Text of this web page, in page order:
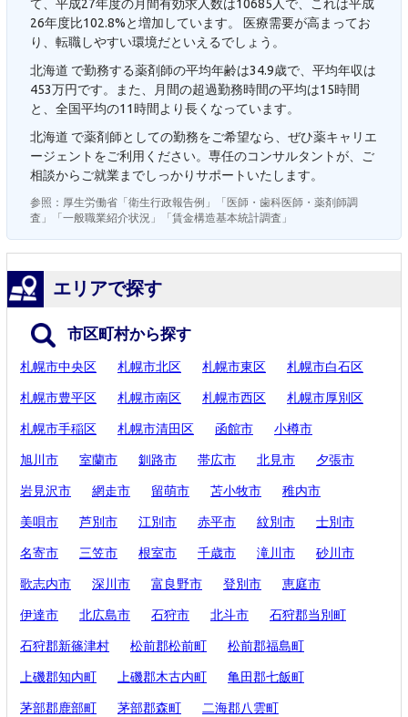
て、平成27年度の月間有効求人数は10685人で、これは平成
26年度比102.8%と増加しています。 医療需要が高まってお
り、転職しやすい環境だといえるでしょう。
北海道 で勤務する薬剤師の平均年齢は34.9歳で、平均年収は
453万円です。また、月間の超過勤務時間の平均は15時間
と、全国平均の11時間より長くなっています。
北海道 で薬剤師としての勤務をご希望なら、ぜひ薬キャリエ
ージェントをご利用ください。専任のコンサルタントが、ご
相談からご就業までしっかりサポートいたします。
参照：厚生労働省「衛生行政報告例」「医師・歯科医師・薬剤師調
査」「一般職業紹介状況」「賃金構造基本統計調査」
エリアで探す
市区町村から探す
札幌市中央区 札幌市北区 札幌市東区 札幌市白石区
札幌市豊平区 札幌市南区 札幌市西区 札幌市厚別区
札幌市手稲区 札幌市清田区 函館市 小樽市
旭川市 室蘭市 釧路市 帯広市 北見市 夕張市
岩見沢市 網走市 留萌市 苫小牧市 稚内市
美唄市 芦別市 江別市 赤平市 紋別市 士別市
名寄市 三笠市 根室市 千歳市 滝川市 砂川市
歌志内市 深川市 富良野市 登別市 恵庭市
伊達市 北広島市 石狩市 北斗市 石狩郡当別町
石狩郡新篠津村 松前郡松前町 松前郡福島町
上磯郡知内町 上磯郡木古内町 亀田郡七飯町
茅部郡鹿部町 茅部郡森町 二海郡八雲町